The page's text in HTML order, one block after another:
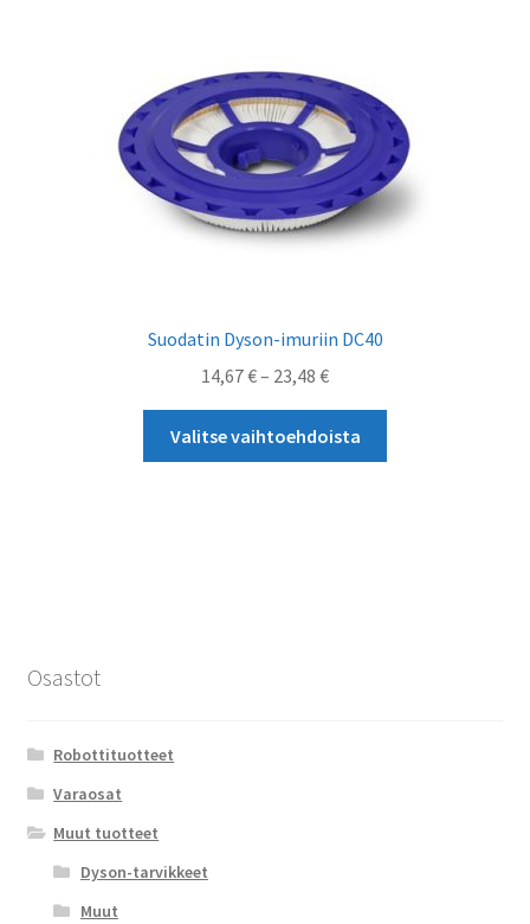
tuotteen
sivulla.
Suodatin Dyson-imuriin DC40
14,67€– 23,48 €Hintaluokka:
-
23,48 €
Valitse vaihtoehdoista
Osastot
Robottituotteet
Varaosat
Muut tuotteet
Dyson-tarvikkeet
Muut